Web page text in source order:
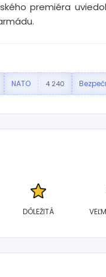
premiéra
NATO 4 240
DÔLEŽITÁ